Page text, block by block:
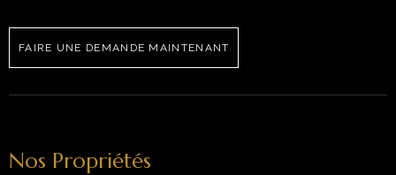
FAIRE UNE DEMANDE MAINTENANT
Nos Propriétés